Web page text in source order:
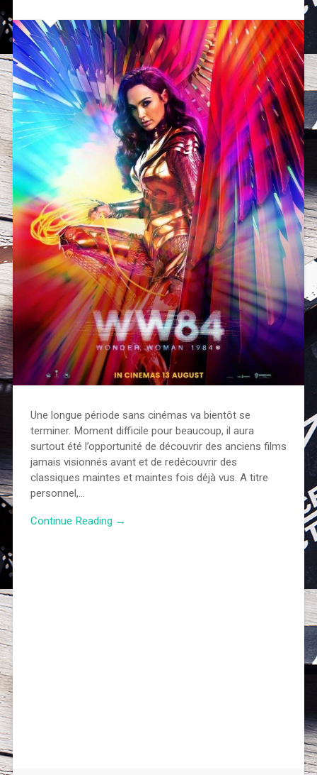
Une longue période sans cinémas va bientôt se
terminer. Moment difficile pour beaucoup, il aura
surtout été l’opportunité de découvrir des anciens films
jamais visionnés avant et de redécouvrir des
classiques maintes et maintes fois déjà vus. A titre
personnel,…
Continue Reading →